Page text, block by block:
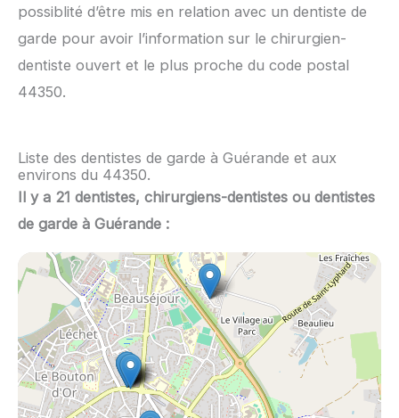
possiblité d’être mis en relation avec un dentiste de
garde pour avoir l’information sur le chirurgien-
dentiste ouvert et le plus proche du code postal
44350.
Liste des dentistes de garde à Guérande et aux
environs du 44350.
Il y a 21 dentistes, chirurgiens-dentistes ou dentistes
de garde à Guérande :